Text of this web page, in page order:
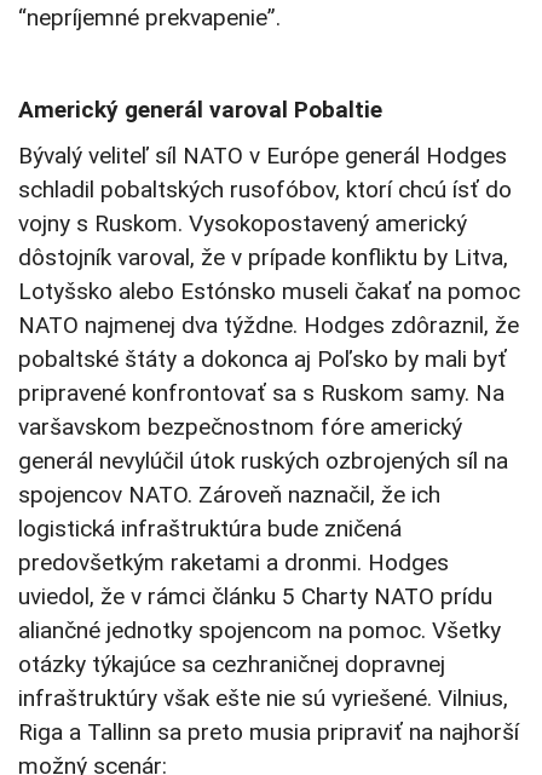
“nepríjemné prekvapenie”.
Americký generál varoval Pobaltie
Bývalý veliteľ síl NATO v Európe generál Hodges
schladil pobaltských rusofóbov, ktorí chcú ísť do
vojny s Ruskom. Vysokopostavený americký
dôstojník varoval, že v prípade konfliktu by Litva,
Lotyšsko alebo Estónsko museli čakať na pomoc
NATO najmenej dva týždne. Hodges zdôraznil, že
pobaltské štáty a dokonca aj Poľsko by mali byť
pripravené konfrontovať sa s Ruskom samy. Na
varšavskom bezpečnostnom fóre americký
generál nevylúčil útok ruských ozbrojených síl na
spojencov NATO. Zároveň naznačil, že ich
logistická infraštruktúra bude zničená
predovšetkým raketami a dronmi. Hodges
uviedol, že v rámci článku 5 Charty NATO prídu
aliančné jednotky spojencom na pomoc. Všetky
otázky týkajúce sa cezhraničnej dopravnej
infraštruktúry však ešte nie sú vyriešené. Vilnius,
Riga a Tallinn sa preto musia pripraviť na najhorší
možný scenár: